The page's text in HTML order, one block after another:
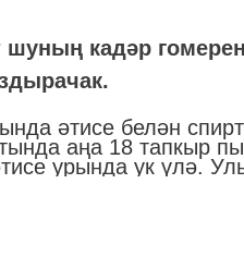
шуның кадәр
әтисе белән
аңа 18 тапкыр
урында ук үлә.